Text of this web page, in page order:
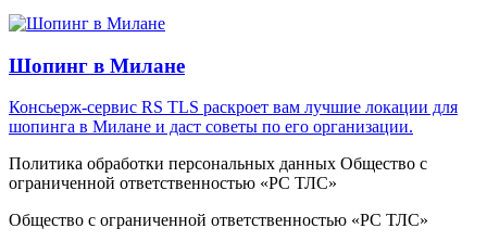
Шопинг в Милане
Консьерж-сервис RS TLS раскроет вам лучшие локации для
шопинга в Милане и даст советы по его организации.
Политика обработки персональных данных Общество с
ограниченной ответственностью «PC ТЛС»
Общество с ограниченной ответственностью «PC ТЛС»